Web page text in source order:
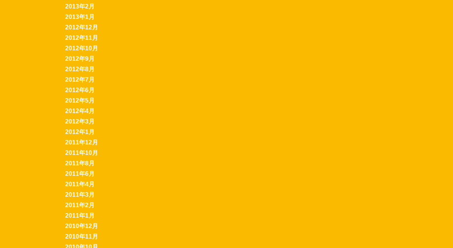
2013年2月
2013年1月
2012年12月
2012年11月
2012年10月
2012年9月
2012年8月
2012年7月
2012年6月
2012年5月
2012年4月
2012年3月
2012年1月
2011年12月
2011年10月
2011年8月
2011年6月
2011年4月
2011年3月
2011年2月
2011年1月
2010年12月
2010年11月